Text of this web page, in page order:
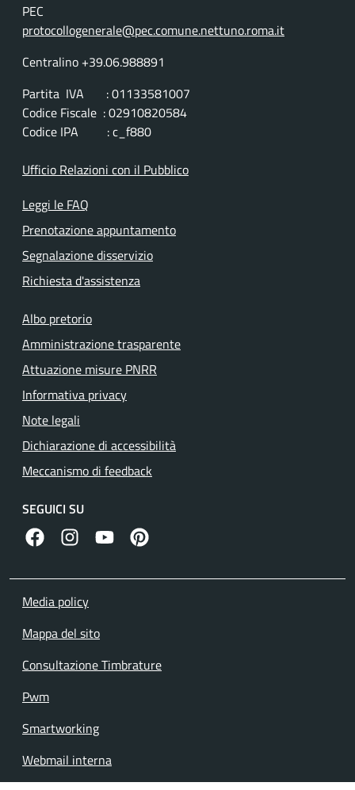
PEC
protocollogenerale@pec.comune.nettuno.roma.it
Centralino +39.06.988891
Partita IVA : 01133581007
Codice Fiscale : 02910820584
Codice IPA : c_f880
Ufficio Relazioni con il Pubblico
Leggi le FAQ
Prenotazione appuntamento
Segnalazione disservizio
Richiesta d'assistenza
Albo pretorio
Amministrazione trasparente
Attuazione misure PNRR
Informativa privacy
Note legali
Dichiarazione di accessibilità
Meccanismo di feedback
SEGUICI SU
facebook instagramcanale youtube
pinterest
Media policy
Mappa del sito
Consultazione Timbrature
Pwm
Smartworking
Webmail interna